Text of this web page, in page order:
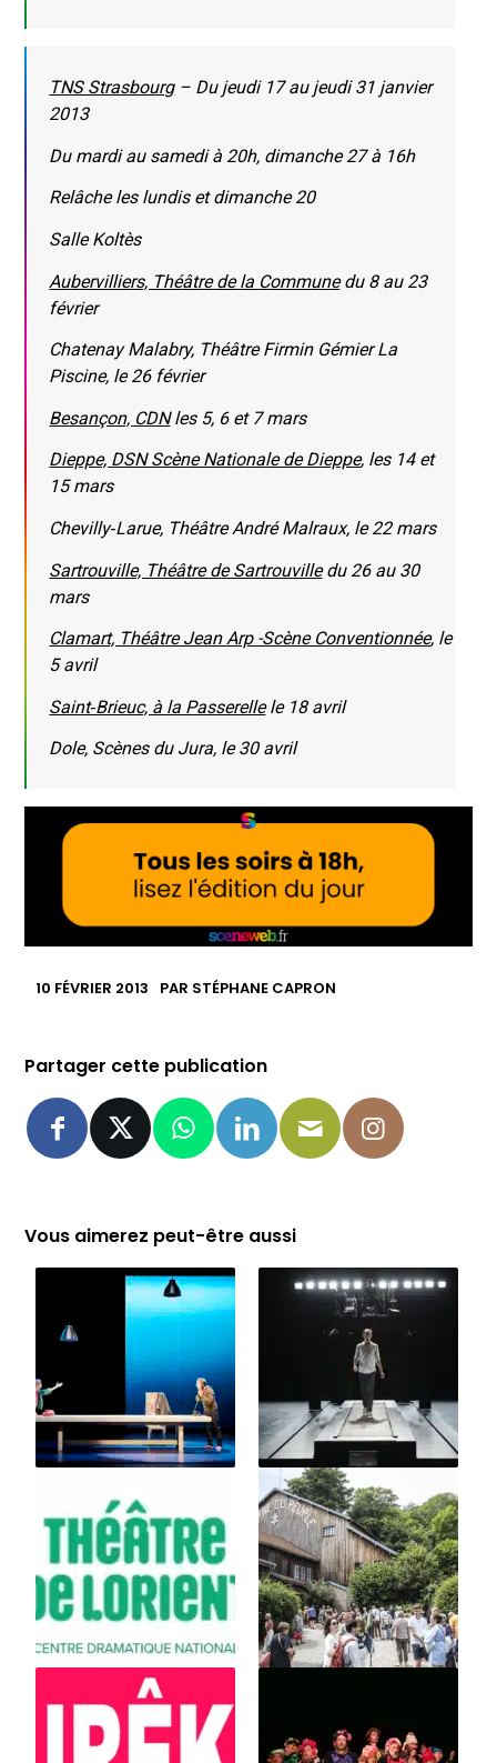
TNS Strasbourg– Du jeudi 17 au jeudi 31 janvier
2013
Du mardi au samedi à 20h, dimanche 27 à 16h
Relâche les lundis et dimanche 20
Salle Koltès
Aubervilliers, Théâtre de la Communedu 8 au 23
février
Chatenay Malabry, Théâtre Firmin Gémier La
Piscine, le 26 février
Besançon, CDNles 5, 6 et 7 mars
Dieppe, DSN Scène Nationale de Dieppe, les 14 et
15 mars
Chevilly‐Larue, Théâtre André Malraux, le 22 mars
Sartrouville, Théâtre de Sartrouvilledu 26 au 30
mars
Clamart, Théâtre Jean Arp -Scène Conventionnée, le
5 avril
Saint‐Brieuc, à la Passerellele 18 avril
Dole, Scènes du Jura, le 30 avril
10 FÉVRIER 2013 PAR STÉPHANE CAPRON
Partager cette publication
Vous aimerez peut-être aussi